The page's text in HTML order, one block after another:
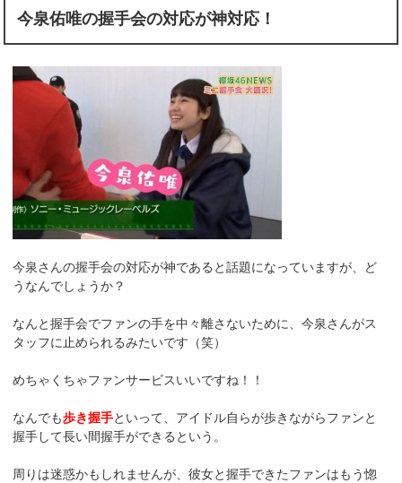
今泉佑唯の握手会の対応が神対応！
今泉さんの握手会の対応が神であると話題になっていますが、ど
うなんでしょうか？
なんと握手会でファンの手を中々離さないために、今泉さんがス
タッフに止められるみたいです（笑）
めちゃくちゃファンサービスいいですね！！
なんでも歩き握手といって、アイドル自らが歩きながらファンと
握手して長い間握手ができるという。
周りは迷惑かもしれませんが、彼女と握手できたファンはもう惚